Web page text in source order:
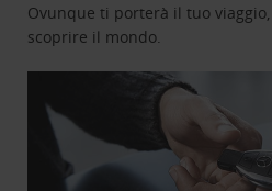
Ovunque ti porterà il tuo
scoprire il mondo.